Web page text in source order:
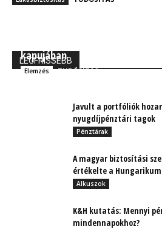
LEGFRISSEBB
kapujában
Elemzés TUDÓSÍTÁS
Javult a portfóliók
nyugdíjpénztári tagok
Pénztárak
A magyar biztosítási
értékelte a Hungarikum
Alkuszok
K&H kutatás: Mennyi
mindennapokhoz?